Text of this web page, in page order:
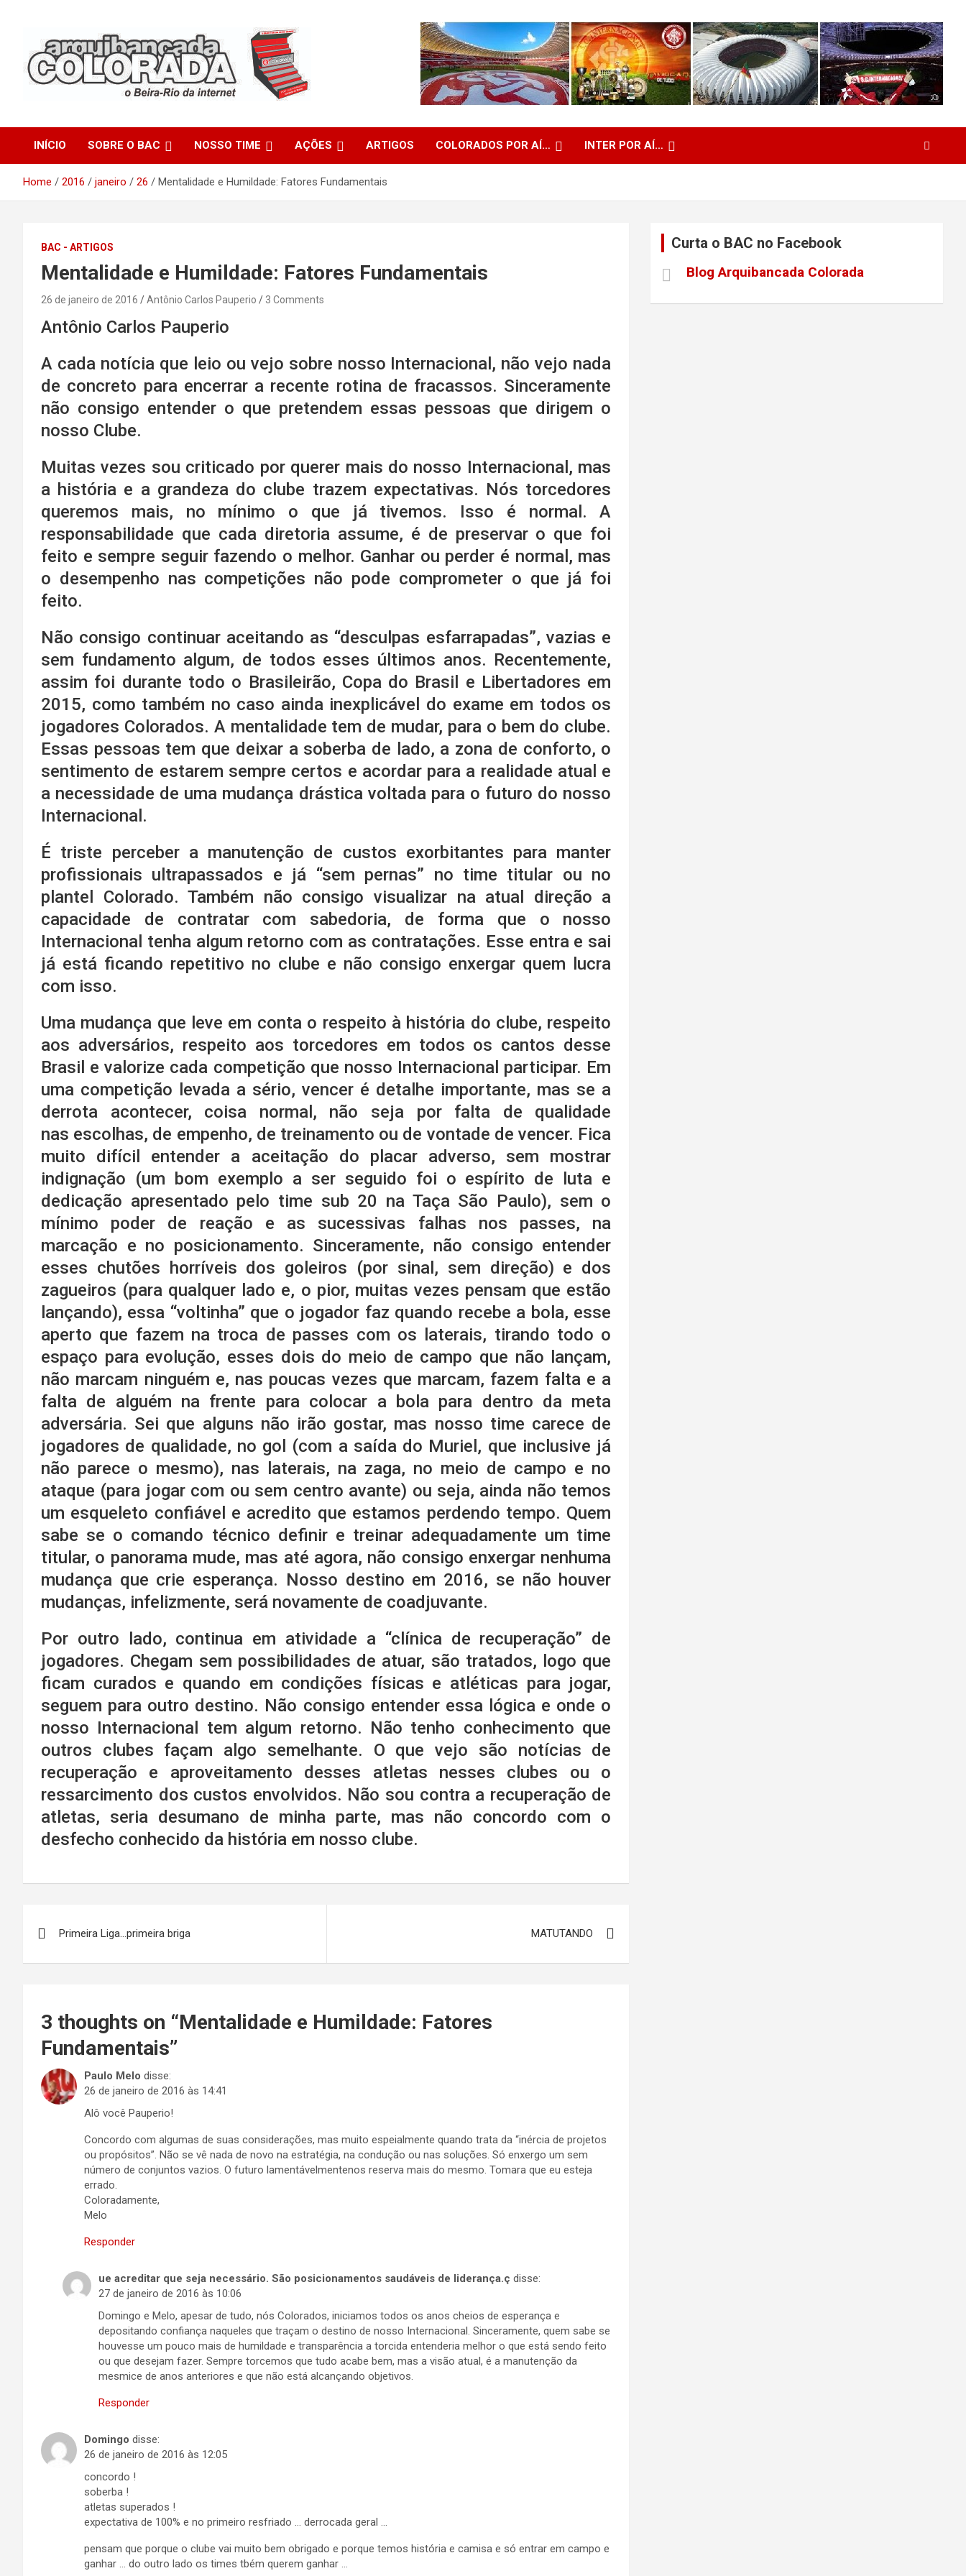
Arquibancada Colorada
INÍCIO SOBRE O BAC NOSSO TIME AÇÕES ARTIGOS COLORADOS POR AÍ… INTER POR AÍ…
Home 2016 janeiro 26 Mentalidade e Humildade: Fatores Fundamentais
BAC - ARTIGOS
Mentalidade e Humildade: Fatores Fundamentais
26 de janeiro de 2016 Antônio Carlos Pauperio 3 Comments
Antônio Carlos Pauperio
A cada notícia que leio ou vejo sobre nosso Internacional, não vejo nada
de concreto para encerrar a recente rotina de fracassos. Sinceramente
não consigo entender o que pretendem essas pessoas que dirigem o
nosso Clube.
Muitas vezes sou criticado por querer mais do nosso Internacional, mas
a história e a grandeza do clube trazem expectativas. Nós torcedores
queremos mais, no mínimo o que já tivemos. Isso é normal. A
responsabilidade que cada diretoria assume, é de preservar o que foi
feito e sempre seguir fazendo o melhor. Ganhar ou perder é normal, mas
o desempenho nas competições não pode comprometer o que já foi
feito.
Não consigo continuar aceitando as “desculpas esfarrapadas”, vazias e
sem fundamento algum, de todos esses últimos anos. Recentemente,
assim foi durante todo o Brasileirão, Copa do Brasil e Libertadores em
2015, como também no caso ainda inexplicável do exame em todos os
jogadores Colorados. A mentalidade tem de mudar, para o bem do clube.
Essas pessoas tem que deixar a soberba de lado, a zona de conforto, o
sentimento de estarem sempre certos e acordar para a realidade atual e
a necessidade de uma mudança drástica voltada para o futuro do nosso
Internacional.
É triste perceber a manutenção de custos exorbitantes para manter
profissionais ultrapassados e já “sem pernas” no time titular ou no
plantel Colorado. Também não consigo visualizar na atual direção a
capacidade de contratar com sabedoria, de forma que o nosso
Internacional tenha algum retorno com as contratações. Esse entra e sai
já está ficando repetitivo no clube e não consigo enxergar quem lucra
com isso.
Uma mudança que leve em conta o respeito à história do clube, respeito
aos adversários, respeito aos torcedores em todos os cantos desse
Brasil e valorize cada competição que nosso Internacional participar. Em
uma competição levada a sério, vencer é detalhe importante, mas se a
derrota acontecer, coisa normal, não seja por falta de qualidade
nas escolhas, de empenho, de treinamento ou de vontade de vencer. Fica
muito difícil entender a aceitação do placar adverso, sem mostrar
indignação (um bom exemplo a ser seguido foi o espírito de luta e
dedicação apresentado pelo time sub 20 na Taça São Paulo), sem o
mínimo poder de reação e as sucessivas falhas nos passes, na
marcação e no posicionamento. Sinceramente, não consigo entender
esses chutões horríveis dos goleiros (por sinal, sem direção) e dos
zagueiros (para qualquer lado e, o pior, muitas vezes pensam que estão
lançando), essa “voltinha” que o jogador faz quando recebe a bola, esse
aperto que fazem na troca de passes com os laterais, tirando todo o
espaço para evolução, esses dois do meio de campo que não lançam,
não marcam ninguém e, nas poucas vezes que marcam, fazem falta e a
falta de alguém na frente para colocar a bola para dentro da meta
adversária. Sei que alguns não irão gostar, mas nosso time carece de
jogadores de qualidade, no gol (com a saída do Muriel, que inclusive já
não parece o mesmo), nas laterais, na zaga, no meio de campo e no
ataque (para jogar com ou sem centro avante) ou seja, ainda não temos
um esqueleto confiável e acredito que estamos perdendo tempo. Quem
sabe se o comando técnico definir e treinar adequadamente um time
titular, o panorama mude, mas até agora, não consigo enxergar nenhuma
mudança que crie esperança. Nosso destino em 2016, se não houver
mudanças, infelizmente, será novamente de coadjuvante.
Por outro lado, continua em atividade a “clínica de recuperação” de
jogadores. Chegam sem possibilidades de atuar, são tratados, logo que
ficam curados e quando em condições físicas e atléticas para jogar,
seguem para outro destino. Não consigo entender essa lógica e onde o
nosso Internacional tem algum retorno. Não tenho conhecimento que
outros clubes façam algo semelhante. O que vejo são notícias de
recuperação e aproveitamento desses atletas nesses clubes ou o
ressarcimento dos custos envolvidos. Não sou contra a recuperação de
atletas, seria desumano de minha parte, mas não concordo com o
desfecho conhecido da história em nosso clube.
de
Primeira Liga…primeira briga MATUTANDO
3 thoughts on “Mentalidade e Humildade: Fatores
Fundamentais”
Paulo Melo disse:
26 de janeiro de 2016 às 14:41
Alô você Pauperio!
Concordo com algumas de suas considerações, mas muito espeialmente quando trata da “inércia de projetos
ou propósitos”. Não se vê nada de novo na estratégia, na condução ou nas soluções. Só enxergo um sem
número de conjuntos vazios. O futuro lamentávelmentenos reserva mais do mesmo. Tomara que eu esteja
errado.
Coloradamente,
Melo
Responder
ue acreditar que seja necessário. São posicionamentos saudáveis de liderança.ç disse:
27 de janeiro de 2016 às 10:06
Domingo e Melo, apesar de tudo, nós Colorados, iniciamos todos os anos cheios de esperança e
depositando confiança naqueles que traçam o destino de nosso Internacional. Sinceramente, quem sabe se
houvesse um pouco mais de humildade e transparência a torcida entenderia melhor o que está sendo feito
ou que desejam fazer. Sempre torcemos que tudo acabe bem, mas a visão atual, é a manutenção da
mesmice de anos anteriores e que não está alcançando objetivos.
Responder
Domingo disse:
26 de janeiro de 2016 às 12:05
concordo !
soberba !
atletas superados !
expectativa de 100% e no primeiro resfriado … derrocada geral …
pensam que porque o clube vai muito bem obrigado e porque temos história e camisa e só entrar em campo e
ganhar … do outro lado os times tbém querem ganhar …
Curta o BAC no Facebook
Blog Arquibancada Colorada